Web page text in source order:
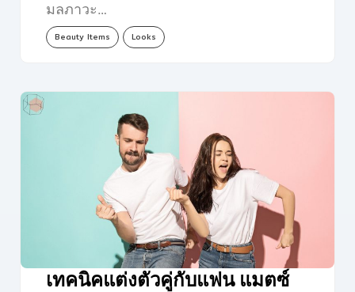
มลภาวะ…
Beauty Items Looks
เทคนิคแต่งตัวคู่กับแฟน แมตซ์